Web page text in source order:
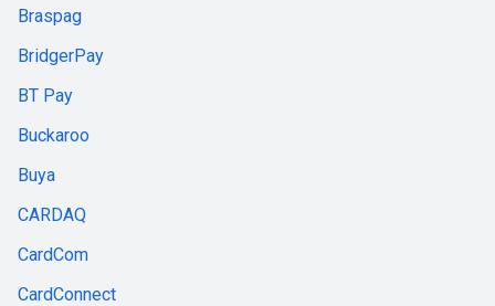
Braspag
BridgerPay
BT Pay
Buckaroo
Buya
CARDAQ
CardCom
CardConnect